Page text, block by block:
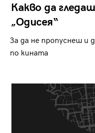
Какво да
„Одисея“
За да не пропуснеш и
по кината